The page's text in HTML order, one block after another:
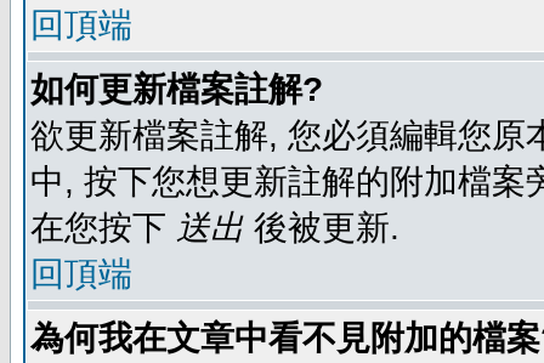
回頂端
如何更新檔案註解?
欲更新檔案註解, 您必須編輯您
中, 按下您想更新註解的附加檔案
在您按下 送出 後被更新.
回頂端
為何我在文章中看不見附加的檔